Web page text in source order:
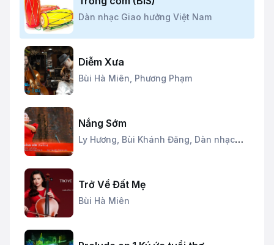
Dàn nhạc Giao hưởng Việt Nam
Diễm Xưa
Bùi Hà Miên, Phương Phạm
Nắng Sớm
Ly Hương, Bùi Khánh Đăng, Dàn nhạc
Trở Về Đất Mẹ
Bùi Hà Miên